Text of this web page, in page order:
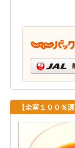
【全室１００